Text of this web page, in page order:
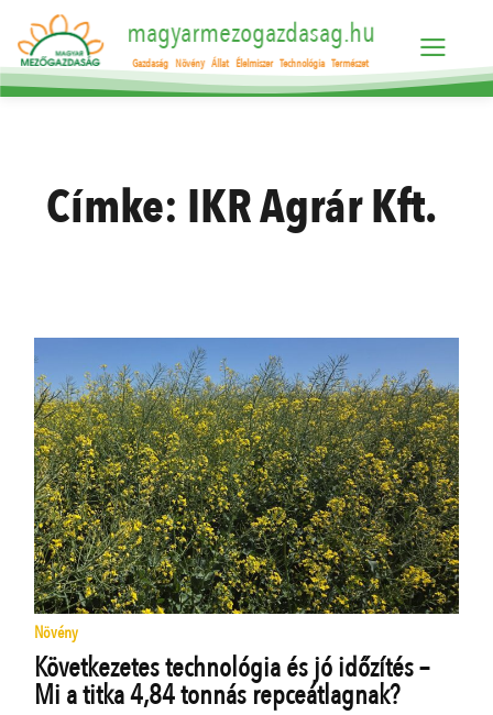
magyarmezogazdasag.hu
Gazdaság Növény Állat Élelmiszer Technológia Természet
Címke: IKR Agrár Kft.
Növény
Következetes technológia és jó időzítés –
Mi a titka 4,84 tonnás repceátlagnak?